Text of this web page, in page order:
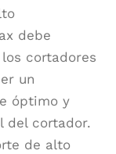
debe
cortadores
un
óptimo y
del cortador.
de alto